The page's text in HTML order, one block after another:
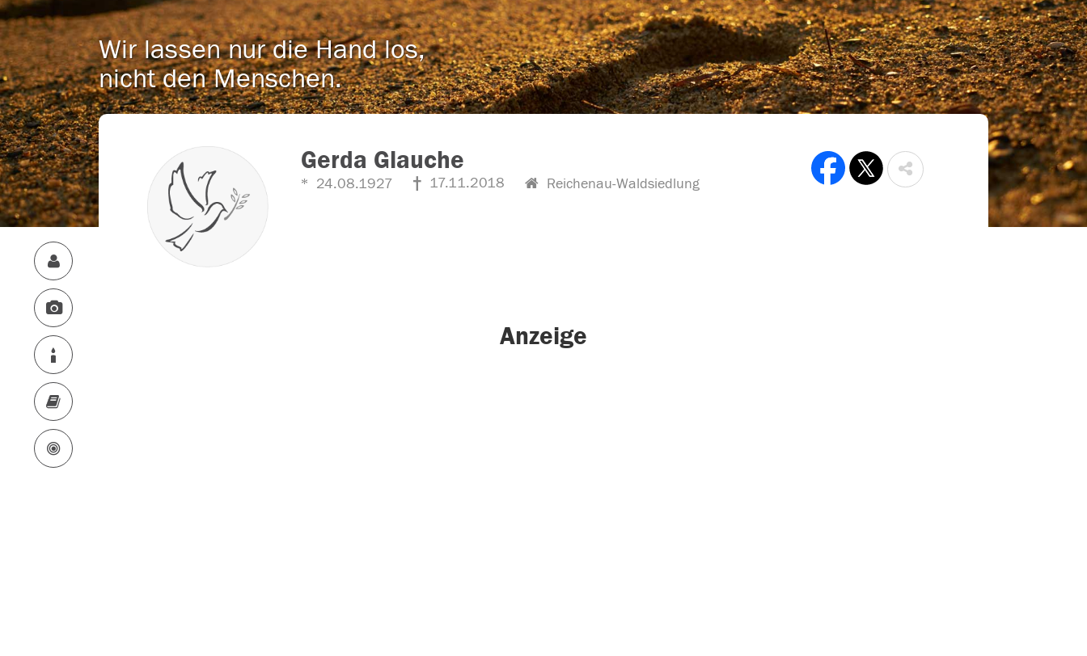
Wir lassen nur die Hand los,
nicht den Menschen.
Gerda Glauche
24.08.1927 17.11.2018 Reichenau-Waldsiedlung
Anzeige